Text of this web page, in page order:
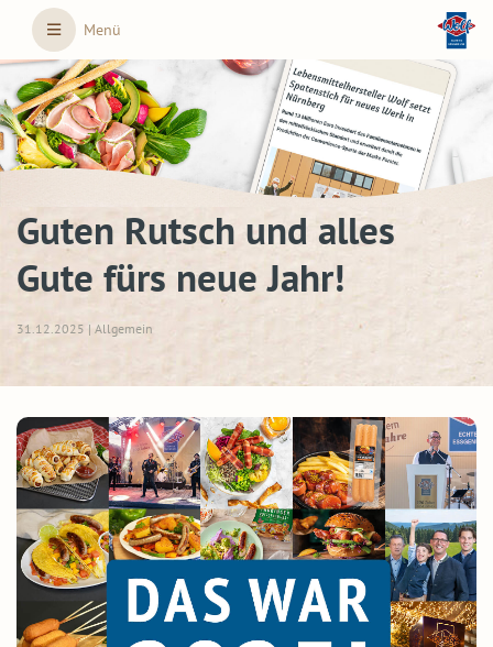
Skip to main content
Menü
Guten Rutsch und alles
Gute fürs neue Jahr!
31.12.2025 | Allgemein